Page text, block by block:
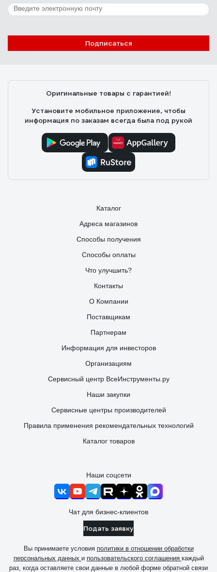
Подписаться
Оригинальные товары с гарантией!
Установите мобильное приложение, чтобы
информация по заказам всегда была под рукой
Каталог
Адреса магазинов
Способы получения
Способы оплаты
Что улучшить?
Контакты
О Компании
Поставщикам
Партнерам
Информация для инвесторов
Организациям
Сервисный центр ВсеИнструменты.ру
Наши закупки
Сервисные центры производителей
Правила применения рекомендательных технологий
Каталог товаров
Наши соцсети
Чат для бизнес-клиентов
Подать заявку
Вы принимаете условия политики в отношении обработки
персональных данных и пользовательского соглашения каждый
раз, когда оставляете свои данные в любой форме обратной связи